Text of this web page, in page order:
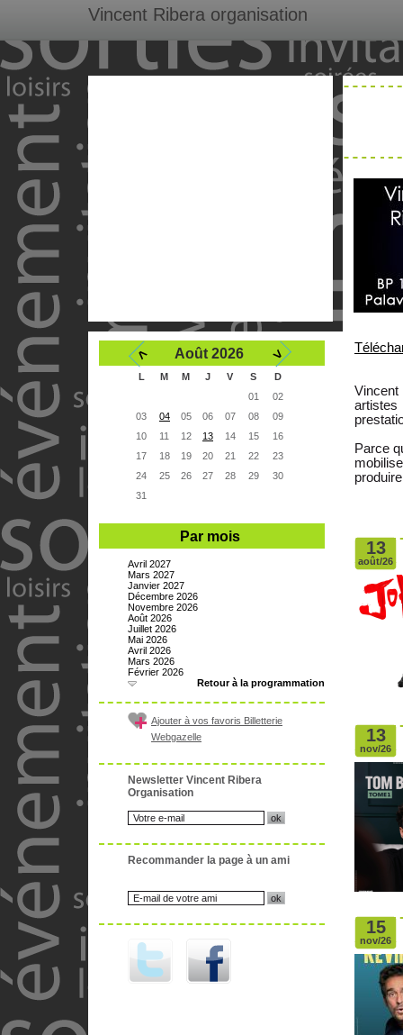
Vincent Ribera organisation
< Août 2026 >
L M M J V S
D
01
02
03
04 05 06 07 08
09
10
11 12 13 14 15
16
17
18 19 20 21 22
23
24
25 26 27 28 29
30
31
Par mois
Avril 2027
Mars 2027
Janvier 2027
Décembre 2026
Novembre 2026
Août 2026
Juillet 2026
Mai 2026
Avril 2026
Mars 2026
Février 2026
Retour à la programmation
Ajouter à vos favoris Billetterie
Webgazelle
Newsletter Vincent Ribera
Organisation
Recommander la page à un ami
Parce
13
août/26
13
nov/26
15
nov/26